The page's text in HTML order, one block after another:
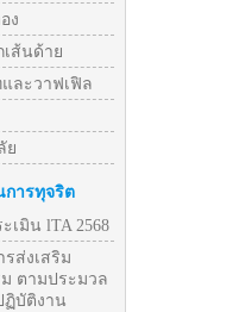
ง
ส้นด้าย
ละวาฟเฟิล
ย
การทุจริต
เมิน lTA 2568
ส่งเสริม
ตามประมวล
ฏิบัติงาน